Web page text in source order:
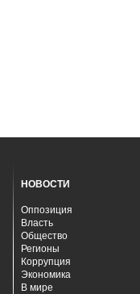
НОВОСТИ
Оппозиция
Власть
Общество
Регионы
Коррупция
Экономика
В мире